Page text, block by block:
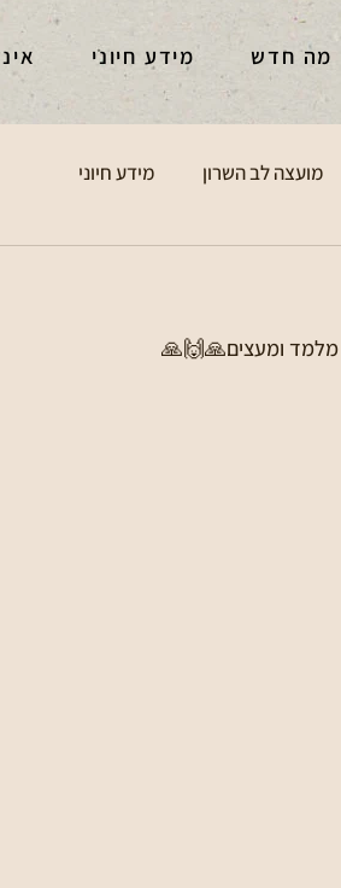
מה חדש מידע חיוני
מועצה לב השרון מידע חיוני
מלמד ומעצים🙏🙌🙏